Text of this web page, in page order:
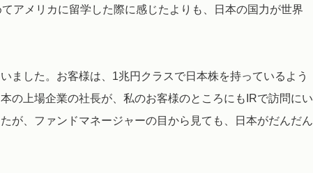
アメリカに留学した際に感じたよりも、日本の国力が世界
ました。お客様は、1兆円クラスで日本株を持っているよう
の上場企業の社長が、私のお客様のところにもIRで訪問にい
が、ファンドマネージャーの目から見ても、日本がだんだん